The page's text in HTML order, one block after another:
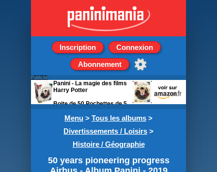
Inscription Connexion
Abonnement
Menu > Tous les albums >
Divertissements / Loisirs >
Histoire / Géographie
50 years pioneering progress
Publicité
Panini - La magie des films
Harry Potter
Boite de 50 Pochettes de 5
stickers + 1 carte